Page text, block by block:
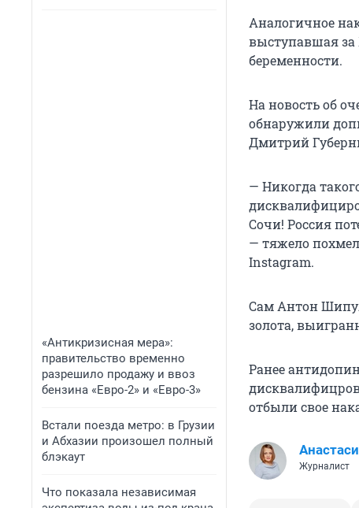
«Антикризисная мера»:
правительство временно
разрешило продажу и ввоз
бензина «Евро-2» и «Евро-3»
Встали поезда метро: в Грузии
и Абхазии произошел полный
блэкаут
Что показала независимая
Аналогичное
выступавшая за
беременности.
На новость об
обнаружили
Дмитрий
— Никогда
Сочи! Россия
— тяжело
Instagram.
Сам Антон
золота,
Ранее
отбыли свое
Журналист